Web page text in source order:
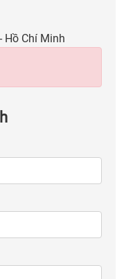
Hồ Chí Minh